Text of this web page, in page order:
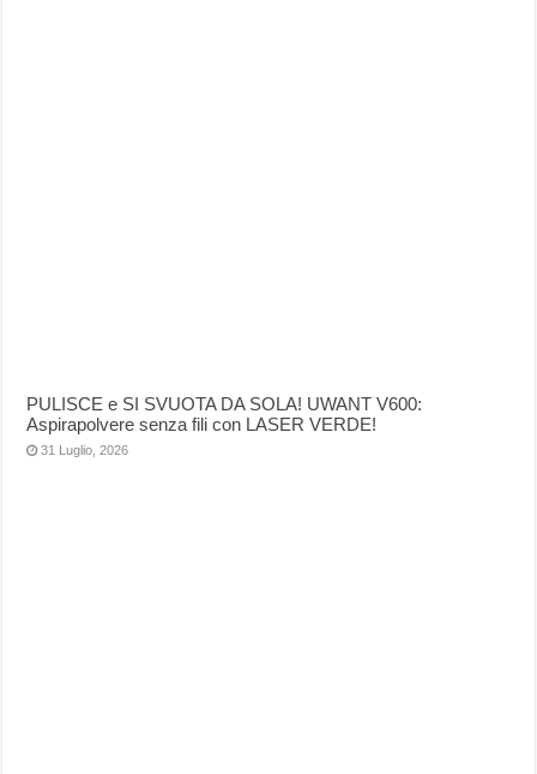
PULISCE e SI SVUOTA DA SOLA! UWANT V600:
Aspirapolvere senza fili con LASER VERDE!
31 Luglio, 2026